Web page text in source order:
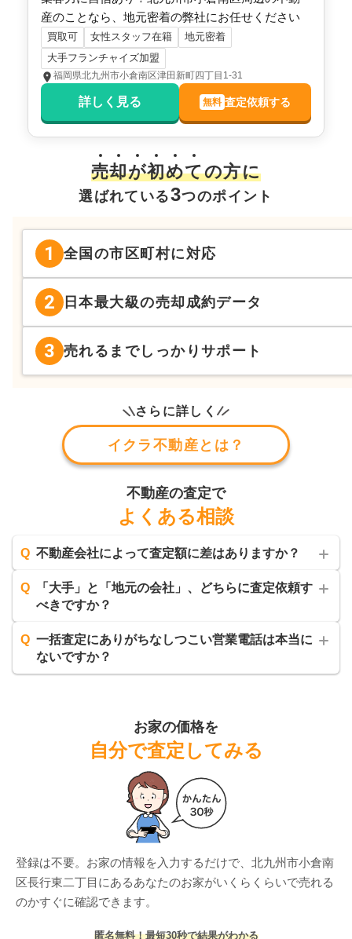
産のことなら、地元密着の弊社にお任せください
買取可 女性スタッフ在籍
地元密着
大手フランチャイズ加盟
福岡県北九州市小倉南区津田新町四丁目1-31
詳しく見る 無料 査定依頼する
売却が初めての方に
選ばれている3つのポイント
1 全国の市区町村に対応
2 日本最大級の売却成約データ
3 売れるまでしっかりサポート
さらに詳しく
イクラ不動産とは？
不動産の査定で
よくある相談
Q 不動産会社によって査定額に差はありますか？
Q
「大手」と「地元の会社」、どちらに査定依頼す
べきですか？
Q 一括査定にありがちなしつこい営業電話は本当に
ないですか？
お家の価格を
自分で査定してみる
登録は不要。お家の情報を入力するだけで、 北九州市小倉南
区長行東二丁目 にあるあなたのお家がいくらくらいで売れる
のかすぐに確認できます。
匿名無料！最短30秒で結果がわかる